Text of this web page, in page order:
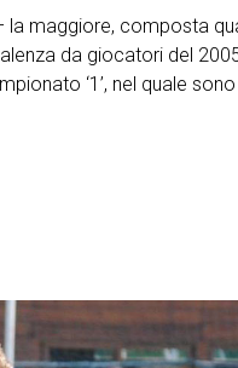
la maggiore, composta
da giocatori del
‘1’, nel quale